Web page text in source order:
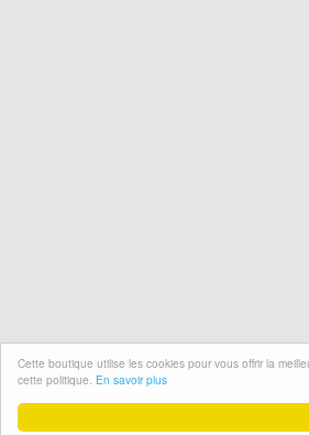
Cette boutique utilise les cookies pour vous offrir la
cette politique. En savoir plus